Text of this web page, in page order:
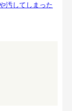
汚してしまった